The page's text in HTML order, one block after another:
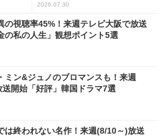
2026.07.30
の視聴率45%！来週テレビ大阪で放送
の私の人生」観想ポイント5選
ミン&ジュノのブロマンスも！来週
開始「好評」韓国ドラマ7選
は終われない名作！来週(8/10～)放送